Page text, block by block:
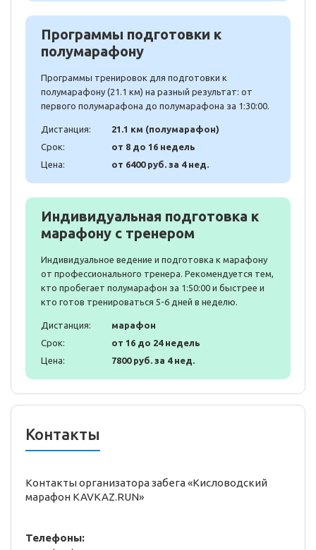
Программы подготовки к
полумарафону
Программы тренировок для подготовки к
полумарафону (21.1 км) на разный результат: от
первого полумарафона до полумарафона за 1:30:00.
Дистанция:
21.1 км (полумарафон)
Срок:
от 8 до 16 недель
Цена:
от 6400 руб. за 4 нед.
Индивидуальная подготовка к
марафону с тренером
Индивидуальное ведение и подготовка к марафону
от профессионального тренера. Рекомендуется тем,
кто пробегает полумарафон за 1:50:00 и быстрее и
кто готов тренироваться 5-6 дней в неделю.
Дистанция:
марафон
Срок:
от 16 до 24 недель
Цена:
7800 руб. за 4 нед.
Контакты
Контакты организатора забега «Кисловодский
марафон KAVKAZ.RUN»
Телефоны: